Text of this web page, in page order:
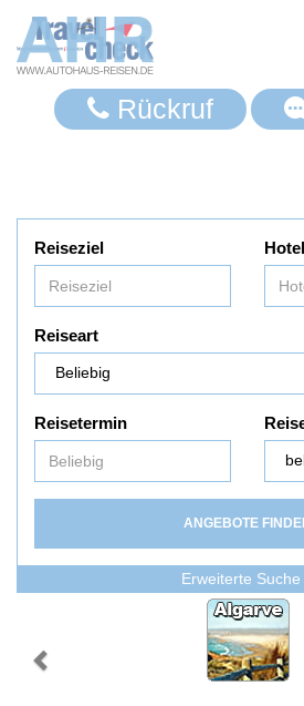
Rückruf
Reiseziel Hotel
Reiseart
Reisetermin
ANGEBOTE
Erweiterte Suche